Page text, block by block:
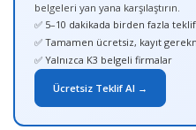
belgeleri yan yana karşılaştırın.
✅ 5–10 dakikada birden fazla teklif
✅ Tamamen ücretsiz, kayıt
✅ Yalnızca K3 belgeli firmalar
Ücretsiz Teklif Al →